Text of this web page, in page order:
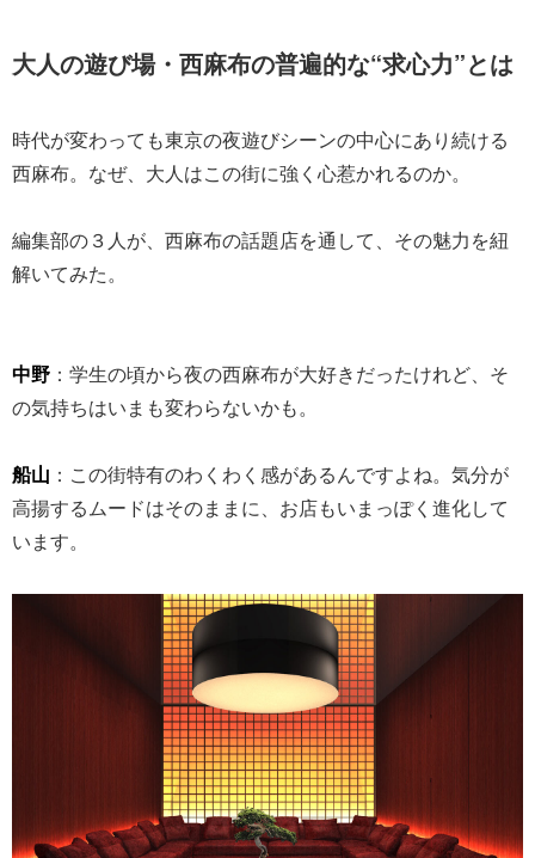
大人の遊び場・西麻布の普遍的な“求心力”とは
時代が変わっても東京の夜遊びシーンの中心にあり続ける
西麻布。なぜ、大人はこの街に強く心惹かれるのか。
編集部の３人が、西麻布の話題店を通して、その魅力を紐
解いてみた。
中野 ：学生の頃から夜の西麻布が大好きだったけれど、そ
の気持ちはいまも変わらないかも。
船山 ：この街特有のわくわく感があるんですよね。気分が
高揚するムードはそのままに、お店もいまっぽく進化して
います。